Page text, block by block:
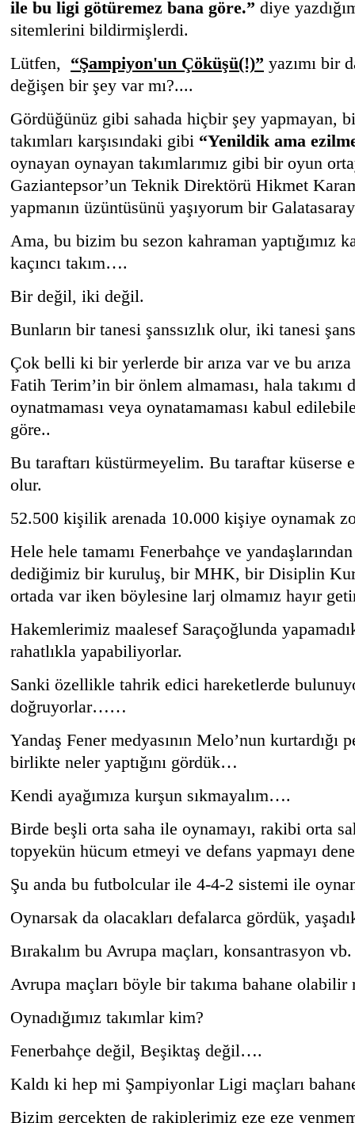
ile bu ligi götüremez bana göre.” diye
sitemlerini bildirmişlerdi.
Lütfen, “Şampiyon'un Çöküşü(!)” yazımı bir
değişen bir şey var mı?....
Gördüğünüz gibi sahada hiçbir şey yapmayan,
takımları karşısındaki gibi “Yenildik ama
oynayan oynayan takımlarımız gibi bir oyun
Gaziantepsor’un Teknik Direktörü Hikmet
yapmanın üzüntüsünü yaşıyorum bir
Ama, bu bizim bu sezon kahraman yaptığımız
kaçıncı takım….
Bir değil, iki değil.
Bunların bir tanesi şanssızlık olur, iki tanesi
Çok belli ki bir yerlerde bir arıza var ve bu
Fatih Terim’in bir önlem almaması, hala takımı
oynatmaması veya oynatamaması kabul
göre..
Bu taraftarı küstürmeyelim. Bu taraftar küserse
olur.
52.500 kişilik arenada 10.000 kişiye oynamak
Hele hele tamamı Fenerbahçe ve
dediğimiz bir kuruluş, bir MHK, bir Disiplin
ortada var iken böylesine larj olmamız hayır
Hakemlerimiz maalesef Saraçoğlunda
rahatlıkla yapabiliyorlar.
Sanki özellikle tahrik edici hareketlerde
doğruyorlar……
Yandaş Fener medyasının Melo’nun kurtardığı
birlikte neler yaptığını gördük…
Kendi ayağımıza kurşun sıkmayalım….
Birde beşli orta saha ile oynamayı, rakibi orta
topyekün hücum etmeyi ve defans yapmayı
Şu anda bu futbolcular ile 4-4-2 sistemi ile
Oynarsak da olacakları defalarca gördük,
Bırakalım bu Avrupa maçları, konsantrasyon
Avrupa maçları böyle bir takıma bahane olabilir
Oynadığımız takımlar kim?
Fenerbahçe değil, Beşiktaş değil….
Kaldı ki hep mi Şampiyonlar Ligi maçları
Bizim gerçekten de rakiplerimiz eze eze